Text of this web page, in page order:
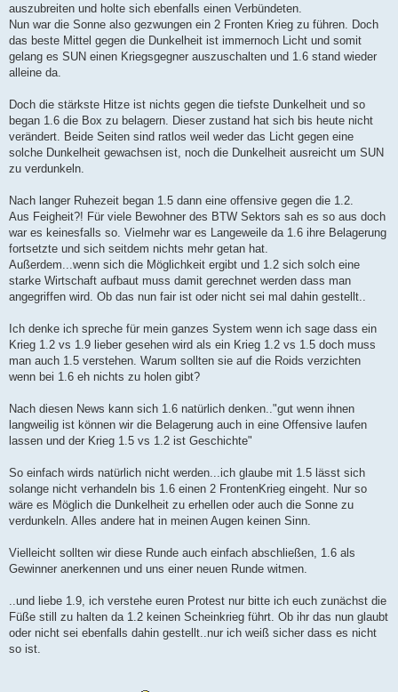
auszubreiten und holte sich ebenfalls einen Verbündeten.
Nun war die Sonne also gezwungen ein 2 Fronten Krieg zu führen. Doch
das beste Mittel gegen die Dunkelheit ist immernoch Licht und somit
gelang es SUN einen Kriegsgegner auszuschalten und 1.6 stand wieder
alleine da.
Doch die stärkste Hitze ist nichts gegen die tiefste Dunkelheit und so
began 1.6 die Box zu belagern. Dieser zustand hat sich bis heute nicht
verändert. Beide Seiten sind ratlos weil weder das Licht gegen eine
solche Dunkelheit gewachsen ist, noch die Dunkelheit ausreicht um SUN
zu verdunkeln.
Nach langer Ruhezeit began 1.5 dann eine offensive gegen die 1.2.
Aus Feigheit?! Für viele Bewohner des BTW Sektors sah es so aus doch
war es keinesfalls so. Vielmehr war es Langeweile da 1.6 ihre Belagerung
fortsetzte und sich seitdem nichts mehr getan hat.
Außerdem...wenn sich die Möglichkeit ergibt und 1.2 sich solch eine
starke Wirtschaft aufbaut muss damit gerechnet werden dass man
angegriffen wird. Ob das nun fair ist oder nicht sei mal dahin gestellt..
Ich denke ich spreche für mein ganzes System wenn ich sage dass ein
Krieg 1.2 vs 1.9 lieber gesehen wird als ein Krieg 1.2 vs 1.5 doch muss
man auch 1.5 verstehen. Warum sollten sie auf die Roids verzichten
wenn bei 1.6 eh nichts zu holen gibt?
Nach diesen News kann sich 1.6 natürlich denken.."gut wenn ihnen
langweilig ist können wir die Belagerung auch in eine Offensive laufen
lassen und der Krieg 1.5 vs 1.2 ist Geschichte"
So einfach wirds natürlich nicht werden...ich glaube mit 1.5 lässt sich
solange nicht verhandeln bis 1.6 einen 2 FrontenKrieg eingeht. Nur so
wäre es Möglich die Dunkelheit zu erhellen oder auch die Sonne zu
verdunkeln. Alles andere hat in meinen Augen keinen Sinn.
Vielleicht sollten wir diese Runde auch einfach abschließen, 1.6 als
Gewinner anerkennen und uns einer neuen Runde witmen.
..und liebe 1.9, ich verstehe euren Protest nur bitte ich euch zunächst die
Füße still zu halten da 1.2 keinen Scheinkrieg führt. Ob ihr das nun glaubt
oder nicht sei ebenfalls dahin gestellt..nur ich weiß sicher dass es nicht
so ist.